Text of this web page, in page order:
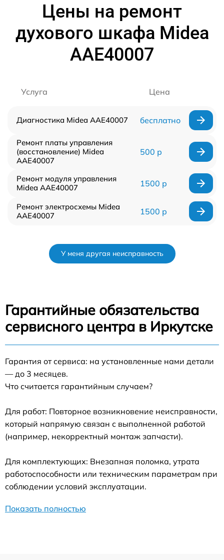
Цены на ремонт
духового шкафа Midea
AAE40007
Услуга Цена
Диагностика Midea AAE40007 бесплатно
Ремонт платы управления
(восстановление) Midea
AAE40007
500 р
Ремонт модуля управления
Midea AAE40007
1500 р
Ремонт электросхемы Midea
AAE40007
1500 р
У меня другая неисправность
Гарантийные обязательства
сервисного центра в Иркутске
Гарантия от сервиса: на установленные нами детали
— до 3 месяцев.
Что считается гарантийным случаем?
Для работ: Повторное возникновение неисправности,
который напрямую связан с выполненной работой
(например, некорректный монтаж запчасти).
Для комплектующих: Внезапная поломка, утрата
работоспособности или техническим параметрам при
соблюдении условий эксплуатации.
Показать полностью